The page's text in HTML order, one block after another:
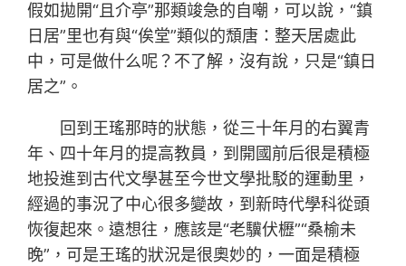
假如拋開“且介亭”那類竣急的自嘲，可以說，“鎮
日居”里也有與“俟堂”類似的頹唐：整天居處此
中，可是做什么呢？不了解，沒有說，只是“鎮日
居之”。
回到王瑤那時的狀態，從三十年月的右翼青
年、四十年月的提高教員，到開國前后很是積極
地投進到古代文學甚至今世文學批駁的運動里，
經過的事況了中心很多變故，到新時代學科從頭
恢復起來。遠想往，應該是“老驥伏櫪”“桑榆未
晚”，可是王瑤的狀況是很奧妙的，一面是積極